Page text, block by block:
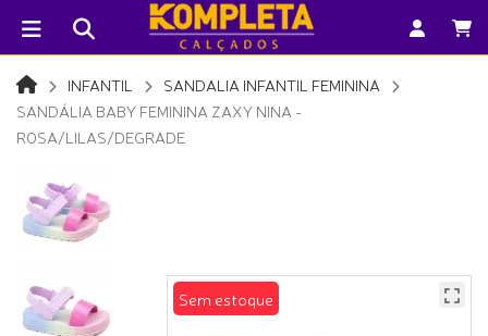
INFANTIL
SANDALIA INFANTIL FEMININA
SANDÁLIA BABY FEMININA ZAXY NINA -
ROSA/LILAS/DEGRADE
Sem estoque